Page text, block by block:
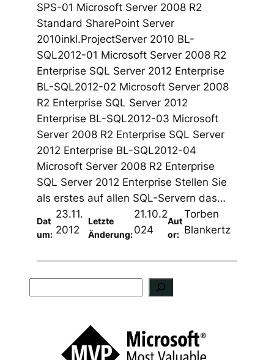
SPS-01 Microsoft Server 2008 R2
Standard SharePoint Server
2010inkl.ProjectServer 2010 BL-
SQL2012-01 Microsoft Server 2008 R2
Enterprise SQL Server 2012 Enterprise
BL-SQL2012-02 Microsoft Server 2008
R2 Enterprise SQL Server 2012
Enterprise BL-SQL2012-03 Microsoft
Server 2008 R2 Enterprise SQL Server
2012 Enterprise BL-SQL2012-04
Microsoft Server 2008 R2 Enterprise
SQL Server 2012 Enterprise Stellen Sie
als erstes auf allen SQL-Servern das…
Dat
um:
23.11.
2012
Letzte
Änderung:
21.10.2
024
Aut
or:
Torben
Blankertz